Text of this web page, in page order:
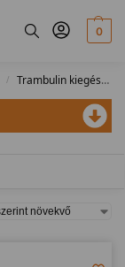
0
/ Trambulin kiegészítők